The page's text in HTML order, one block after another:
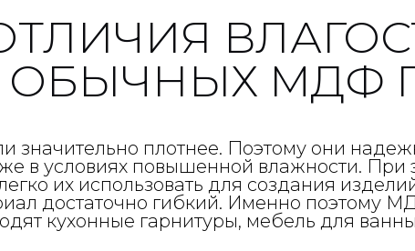
ОБЫЧНЫХ МДФ
значительно плотнее. Поэтому они
в условиях повышенной влажности.
их использовать для создания
достаточно гибкий. Именно поэтому
кухонные гарнитуры, мебель для